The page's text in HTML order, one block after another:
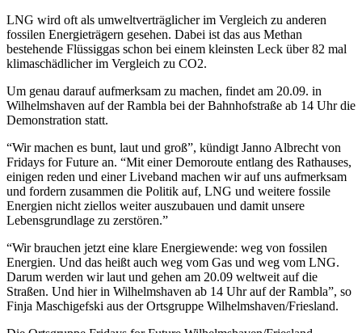
LNG wird oft als umweltverträglicher im Vergleich zu anderen
fossilen Energieträgern gesehen. Dabei ist das aus Methan
bestehende Flüssiggas schon bei einem kleinsten Leck über 82 mal
klimaschädlicher im Vergleich zu CO2.
Um genau darauf aufmerksam zu machen, findet am 20.09. in
Wilhelmshaven auf der Rambla bei der Bahnhofstraße ab 14 Uhr die
Demonstration statt.
“Wir machen es bunt, laut und groß”, kündigt Janno Albrecht von
Fridays for Future an. “Mit einer Demoroute entlang des Rathauses,
einigen reden und einer Liveband machen wir auf uns aufmerksam
und fordern zusammen die Politik auf, LNG und weitere fossile
Energien nicht ziellos weiter auszubauen und damit unsere
Lebensgrundlage zu zerstören.”
“Wir brauchen jetzt eine klare Energiewende: weg von fossilen
Energien. Und das heißt auch weg vom Gas und weg vom LNG.
Darum werden wir laut und gehen am 20.09 weltweit auf die
Straßen. Und hier in Wilhelmshaven ab 14 Uhr auf der Rambla”, so
Finja Maschigefski aus der Ortsgruppe Wilhelmshaven/Friesland.